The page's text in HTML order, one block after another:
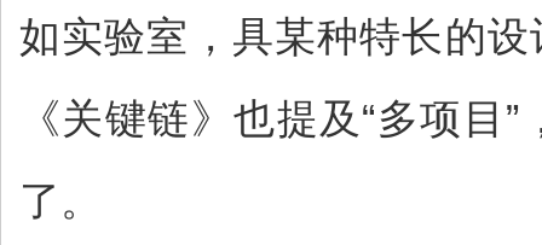
如实验室，具某种特长的
《关键链》也提及“多项
了。